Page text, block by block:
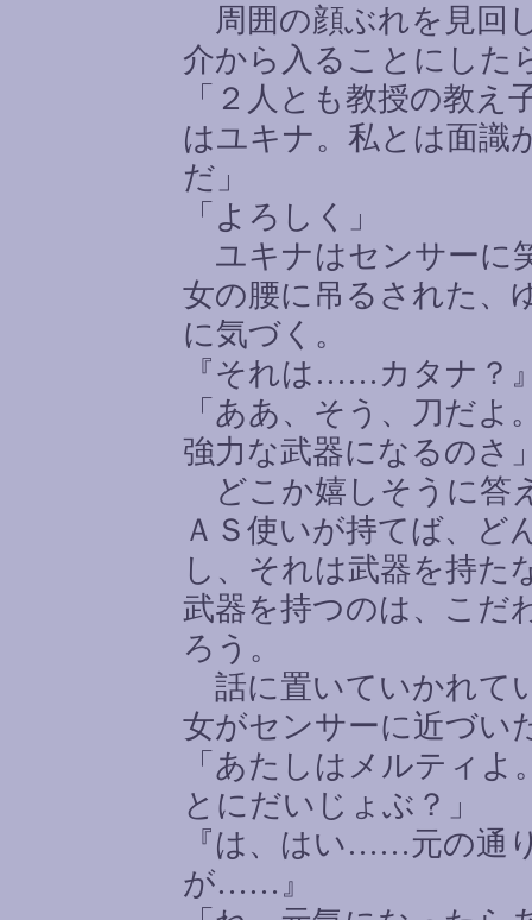
周囲の顔ぶれを見回
介から入ることにした
「２人とも教授の教
はユキナ。私とは面識
だ」
「よろしく」
ユキナはセンサーに
女の腰に吊るされた、
に気づく。
『それは …… カタナ？
「ああ、そう、刀だ
強力な武器になるのさ
どこか嬉しそうに答
ＡＳ使いが持てば、ど
し、それは武器を持た
武器を持つのは、こだ
ろう。
話に置いていかれて
女がセンサーに近づい
「あたしはメルティ
とにだいじょぶ？」
『は、はい……元の通
が…… 』